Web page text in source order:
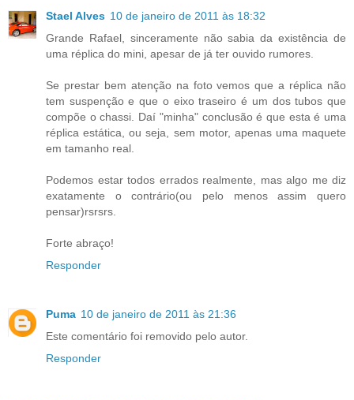
Stael Alves 10 de janeiro de 2011 às 18:32
Grande Rafael, sinceramente não sabia da existência de
uma réplica do mini, apesar de já ter ouvido rumores.
Se prestar bem atenção na foto vemos que a réplica não
tem suspenção e que o eixo traseiro é um dos tubos que
compõe o chassi. Daí "minha" conclusão é que esta é uma
réplica estática, ou seja, sem motor, apenas uma maquete
em tamanho real.
Podemos estar todos errados realmente, mas algo me diz
exatamente o contrário(ou pelo menos assim quero
pensar)rsrsrs.
Forte abraço!
Responder
Puma 10 de janeiro de 2011 às 21:36
Este comentário foi removido pelo autor.
Responder